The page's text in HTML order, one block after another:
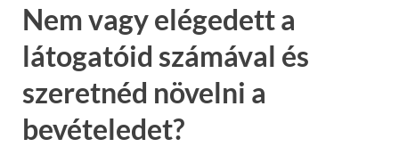
Nem vagy elégedett a
látogatóid számával és
szeretnéd növelni a
bevételedet?